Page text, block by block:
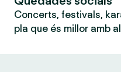
Concerts, festivals,
pla que és millor amb